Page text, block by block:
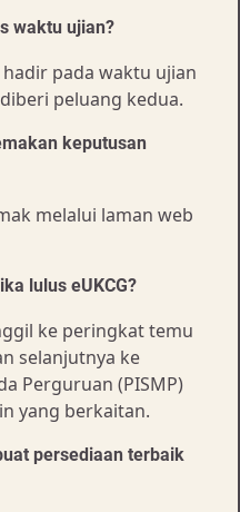
waktu ujian?
pada waktu ujian
peluang kedua.
keputusan
melalui laman web
lulus eUKCG?
ke peringkat temu
selanjutnya ke
Perguruan (PISMP)
yang berkaitan.
persediaan terbaik